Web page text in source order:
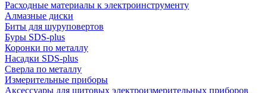
Расходные материалы к электроинструменту
Алмазные диски
Биты для шуруповертов
Буры SDS-plus
Коронки по металлу
Насадки SDS-plus
Сверла по металлу
Измерительные приборы
Аксессуары для щитовых электроизмерительных приборов